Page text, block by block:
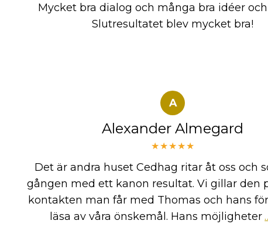
Mycket bra dialog och många bra idéer
Slutresultatet blev mycket bra!
A
Alexander Almegard
★★★★★
Det är andra huset Cedhag ritar åt oss och
gången med ett kanon resultat. Vi gillar den
kontakten man får med Thomas och hans
läsa av våra önskemål. Hans möjligheter